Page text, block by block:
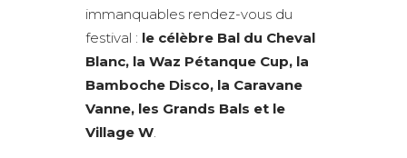
immanquables rendez-vous du
festival : le célèbre Bal du Cheval
Blanc, la Waz Pétanque Cup, la
Bamboche Disco, la Caravane
Vanne, les Grands Bals et le
Village W.